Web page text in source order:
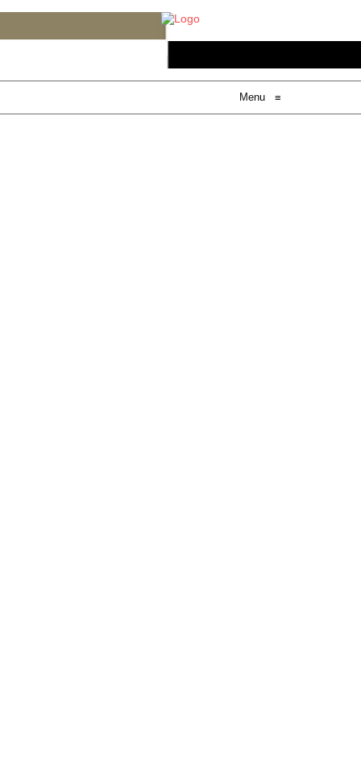
Menu ≡